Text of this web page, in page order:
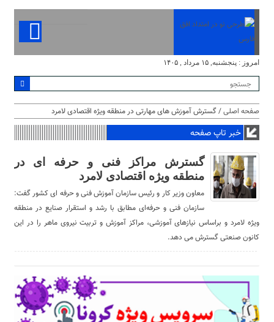
امروز : پنجشنبه, ۱۵ مرداد , ۱۴۰۵
صفحه اصلی/ گسترش آموزش های مهارتی در منطقه ویژه اقتصادی لامرد
خبر تاپ صفحه
گسترش مراکز فنی و حرفه ای در
منطقه ویژه اقتصادی لامرد
معاون وزیر کار و رئیس سازمان آموزش فنی و حرفه ای کشور گفت:
سازمان فنی و حرفه‌ای مطابق با رشد و استقرار صنایع در منطقه
ویژه لامرد و براساس نیازهای آموزشی، مراکز آموزش و تربیت نیروی ماهر را در این
کانون صنعتی گسترش می دهد.